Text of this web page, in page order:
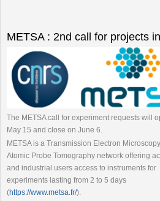
METSA : 2nd call for projects
The METSA call for experiment requests will
May 15 and close on June 6.
METSA is a Transmission Electron
Atomic Probe Tomography network offering
and industrial users access to instruments for
experiments lasting from 2 to 5 days
(https://www.metsa.fr/).